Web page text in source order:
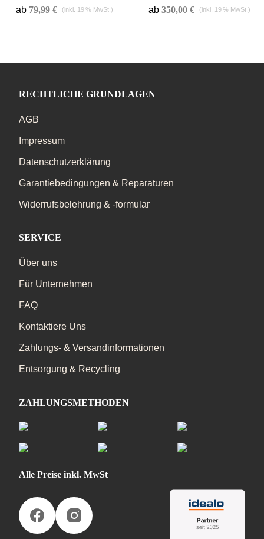
ab 79,99€
ab 350,00 €
RECHTLICHE GRUNDLAGEN
AGB
Impressum
Datenschutzerklärung
Garantiebedingungen & Reparaturen
Widerrufsbelehrung & -formular
SERVICE
Über uns
Für Unternehmen
FAQ
Kontaktiere Uns
Zahlungs- & Versandinformationen
Entsorgung & Recycling
ZAHLUNGSMETHODEN
Alle Preise inkl. MwSt